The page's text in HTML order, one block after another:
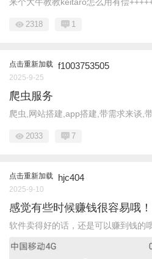
来个大牛教教keitaro怎么用有偿
2318 1
点击重新加载 f1003753505
2025-9-25
爬虫服务
爬虫,网站搭建,app搭建,带需求来谈,
2033 7
点击重新加载 hjc404
2025-9-10
感觉有些时候赚钱很容易哦！
软件卖得好的话，还是可以赚到钱的